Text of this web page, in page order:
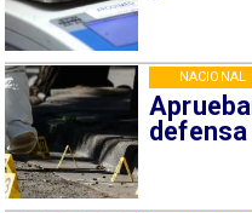
NACIONAL